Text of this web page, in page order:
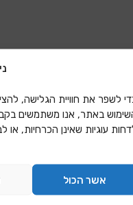
לשפר את חוויית הגלישה,
עוגיות שאינן הכרחיות, או
אשר הכול